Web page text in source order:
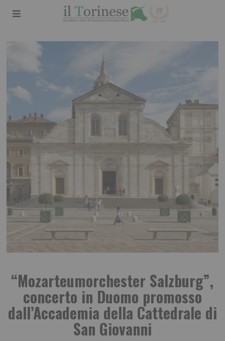
“Mozarteumorchester Salzburg”,
concerto in Duomo promosso
dall’Accademia della Cattedrale di
San Giovanni